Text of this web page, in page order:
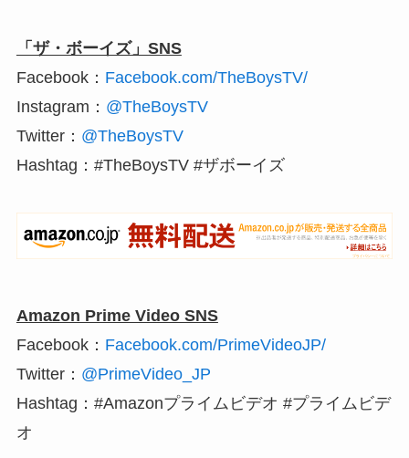
「ザ・ボーイズ」SNS
Facebook： Facebook.com/TheBoysTV/
Instagram： @TheBoysTV
Twitter： @TheBoysTV
Hashtag：#TheBoysTV #ザボーイズ
Amazon Prime Video SNS
Facebook： Facebook.com/PrimeVideoJP/
Twitter： @PrimeVideo_JP
Hashtag：#Amazonプライムビデオ #プライムビデ
オ